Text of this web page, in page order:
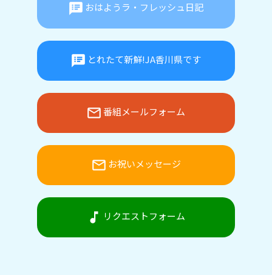
speaker_notes おはようラ・フレッシュ日記
speaker_notes とれたて新鮮!JA香川県です
mail_outline 番組メールフォーム
mail_outline お祝いメッセージ
music_note リクエストフォーム